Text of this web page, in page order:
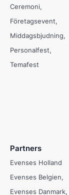
Ceremoni
Företagsevent
Middagsbjudning
Personalfest
Temafest
Partners
Evenses Holland
Evenses Belgien
Evenses Danmark